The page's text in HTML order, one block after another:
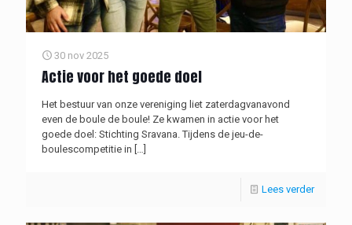
30 nov 2025
Actie voor het goede doel
Het bestuur van onze vereniging liet zaterdagvanavond
even de boule de boule! Ze kwamen in actie voor het
goede doel: Stichting Sravana. Tijdens de jeu-de-
boulescompetitie in […]
Lees verder